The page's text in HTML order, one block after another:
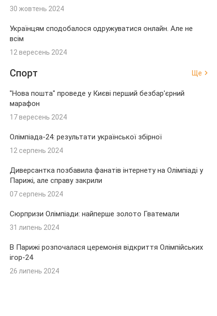
30 жовтень 2024
Українцям сподобалося одружуватися онлайн. Але не
всім
12 вересень 2024
Спорт Ще
"Нова пошта" проведе у Києві перший безбар'єрний
марафон
17 вересень 2024
Олімпіада-24: результати української збірної
12 серпень 2024
Диверсантка позбавила фанатів інтернету на Олімпіаді у
Парижі, але справу закрили
07 серпень 2024
Сюрпризи Олімпіади: найперше золото Гватемали
31 липень 2024
В Парижі розпочалася церемонія відкриття Олімпійських
ігор-24
26 липень 2024